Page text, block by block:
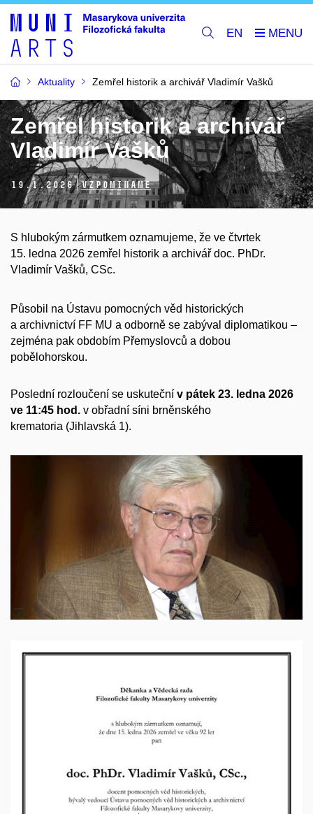
EN
Aktuality Zemřel historik a archivář Vladimír Vašků
Zemřel historik a archivář
Vladimír Vašků
19.1.2026 Vzpomínáme
S hlubokým zármutkem oznamujeme, že ve čtvrtek
15. ledna 2026 zemřel historik a archivář doc. PhDr.
Vladimír Vašků, CSc.
Působil na Ústavu pomocných věd historických
a archivnictví FF MU a odborně se zabýval diplomatikou –
zejména pak obdobím Přemyslovců a dobou
pobělohorskou.
Poslední rozloučení se uskuteční v pátek 23. ledna 2026
ve 11:45 hod. v obřadní síni brněnského
krematoria (Jihlavská 1).